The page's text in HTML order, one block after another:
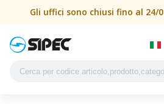
Gli uffici sono chiusi fino al 24/